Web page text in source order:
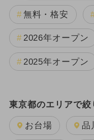
無料・格安
2026年オープン
2025年オープン
2024年のイベン
夏休み 日
東京都のエリアで絞
お台場 品